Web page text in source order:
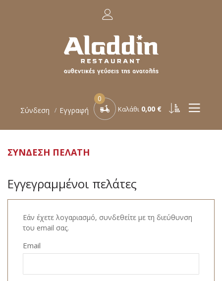
Σύνδεση Εγγραφή
0
Καλάθι 0,00 €
ΣΎΝΔΕΣΗ ΠΕΛΆΤΗ
Εγγεγραμμένοι πελάτες
Εάν έχετε λογαριασμό, συνδεθείτε με τη διεύθυνση
του email σας.
Email